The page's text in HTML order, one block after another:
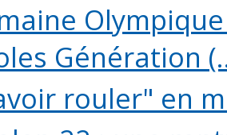
Génération
rouler" en